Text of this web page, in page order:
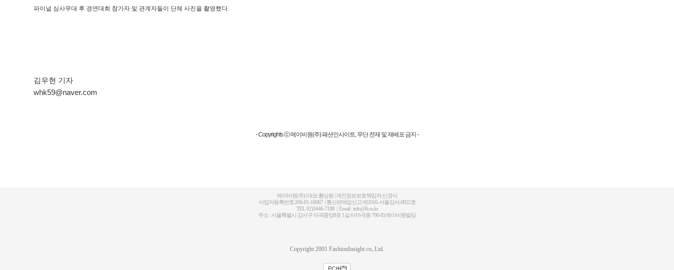
파이널 심사무대 후 경연대회 참가자 및 관계자들이 단체 사진을 촬영했다.
김우현 기자
whk59@naver.com
- Copyrights ⓒ 메이비원(주) 패션인사이트, 무단 전재 및 재배포 금지 -
메이비원(주) | 대표:황상윤 | 개인정보보호책임자:신경식
사업자등록번호:206-81-18067 | 통신판매업신고:제2016-서울강서-0922호
TEL 02)3446-7188 | Email : info@fi.co.kr
주소 : 서울특별시 강서구 마곡중앙8로 1길 6 (마곡동 790-8) 메이비원빌딩
Copyright 2001 FashionInsight co,.Ltd.